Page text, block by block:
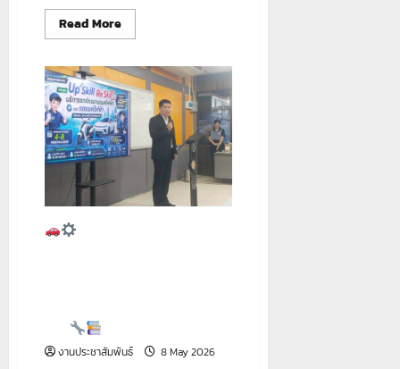
Read MoreRead
more
หลักสูตร
:
“ช่าง
ออกแบบ
และ
ผลิต
ชิ้น
งาน
อุตสาหกรรม
เครื่องพิมพ์
สาม
งานประชาสัมพันธ์ 8 May 2026